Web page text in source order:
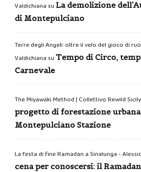
Valdichiana su La demolizione
di Montepulciano
Terre degli Angeli: oltre il velo del gioco di
Valdichiana su Tempo di Circo,
Carnevale
The Miyawaki Method | Collettivo Rewild Sicily
progetto di forestazione
Montepulciano Stazione
La festa di fine Ramadan a Sinalunga -
cena per conoscersi: il